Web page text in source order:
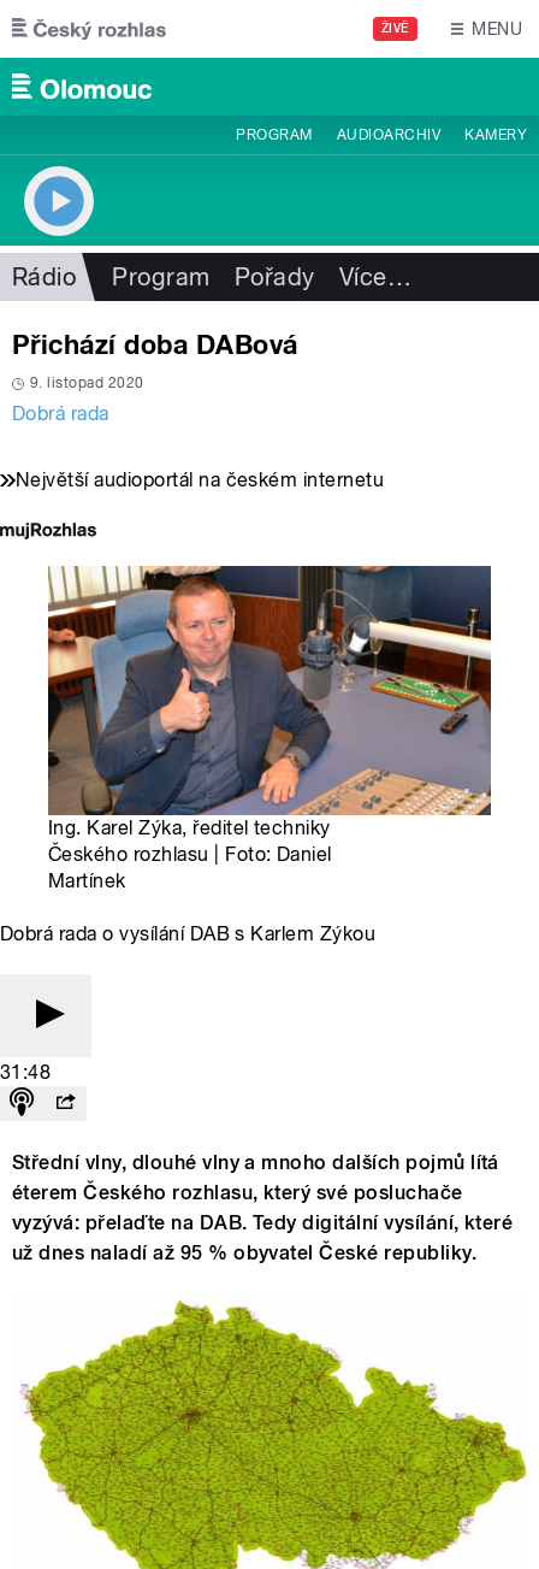
Přejít k hlavnímu obsahu
ŽIVĚ MENU
PROGRAM AUDIOARCHIV KAMERY
Rádio Program Pořady Více…
Přichází doba DABová
9. listopad 2020
Dobrá rada
Největší audioportál na českém internetu
Ing. Karel Zýka, ředitel techniky
Českého rozhlasu | Foto: Daniel
Martínek
Dobrá rada o vysílání DAB s Karlem Zýkou
31:48
Střední vlny, dlouhé vlny a mnoho dalších pojmů lítá
éterem Českého rozhlasu, který své posluchače
vyzývá: přelaďte na DAB. Tedy digitální vysílání, které
už dnes naladí až 95 % obyvatel České republiky.